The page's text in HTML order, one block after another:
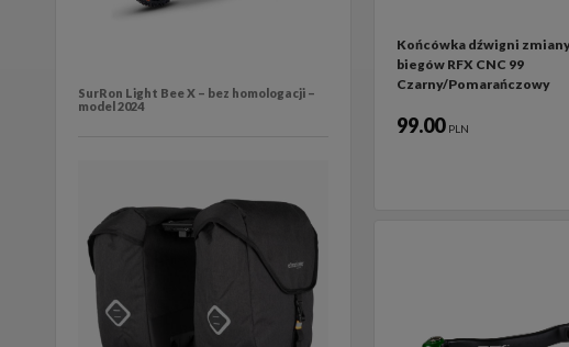
SurRon Light Bee X – bez homologacji –
model 2024
Końcówka dźwigni
biegów RFX CNC 99
Czarny/Pomarańczowy
99.00 PLN